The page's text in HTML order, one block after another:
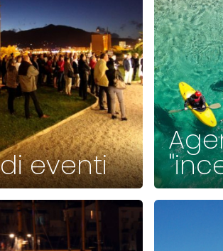
eventi